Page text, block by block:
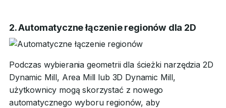
2. Automatyczne łączenie regionów dla 2D
Podczas wybierania geometrii dla ścieżki narzędzia 2D
Dynamic Mill, Area Mill lub 3D Dynamic Mill,
użytkownicy mogą skorzystać z nowego
automatycznego wyboru regionów, aby